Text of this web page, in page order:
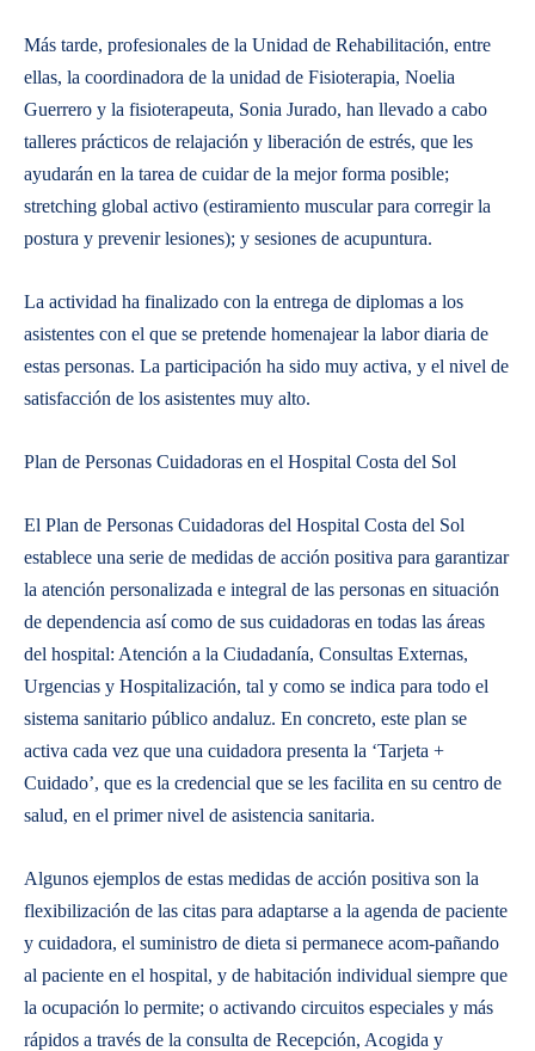
Más tarde, profesionales de la Unidad de Rehabilitación, entre
ellas, la coordinadora de la unidad de Fisioterapia, Noelia
Guerrero y la fisioterapeuta, Sonia Jurado, han llevado a cabo
talleres prácticos de relajación y liberación de estrés, que les
ayudarán en la tarea de cuidar de la mejor forma posible;
stretching global activo (estiramiento muscular para corregir la
postura y prevenir lesiones); y sesiones de acupuntura.
La actividad ha finalizado con la entrega de diplomas a los
asistentes con el que se pretende homenajear la labor diaria de
estas personas. La participación ha sido muy activa, y el nivel de
satisfacción de los asistentes muy alto.
Plan de Personas Cuidadoras en el Hospital Costa del Sol
El Plan de Personas Cuidadoras del Hospital Costa del Sol
establece una serie de medidas de acción positiva para garantizar
la atención personalizada e integral de las personas en situación
de dependencia así como de sus cuidadoras en todas las áreas
del hospital: Atención a la Ciudadanía, Consultas Externas,
Urgencias y Hospitalización, tal y como se indica para todo el
sistema sanitario público andaluz. En concreto, este plan se
activa cada vez que una cuidadora presenta la ‘Tarjeta +
Cuidado’, que es la credencial que se les facilita en su centro de
salud, en el primer nivel de asistencia sanitaria.
Algunos ejemplos de estas medidas de acción positiva son la
flexibilización de las citas para adaptarse a la agenda de paciente
y cuidadora, el suministro de dieta si permanece acom-pañando
al paciente en el hospital, y de habitación individual siempre que
la ocupación lo permite; o activando circuitos especiales y más
rápidos a través de la consulta de Recepción, Acogida y